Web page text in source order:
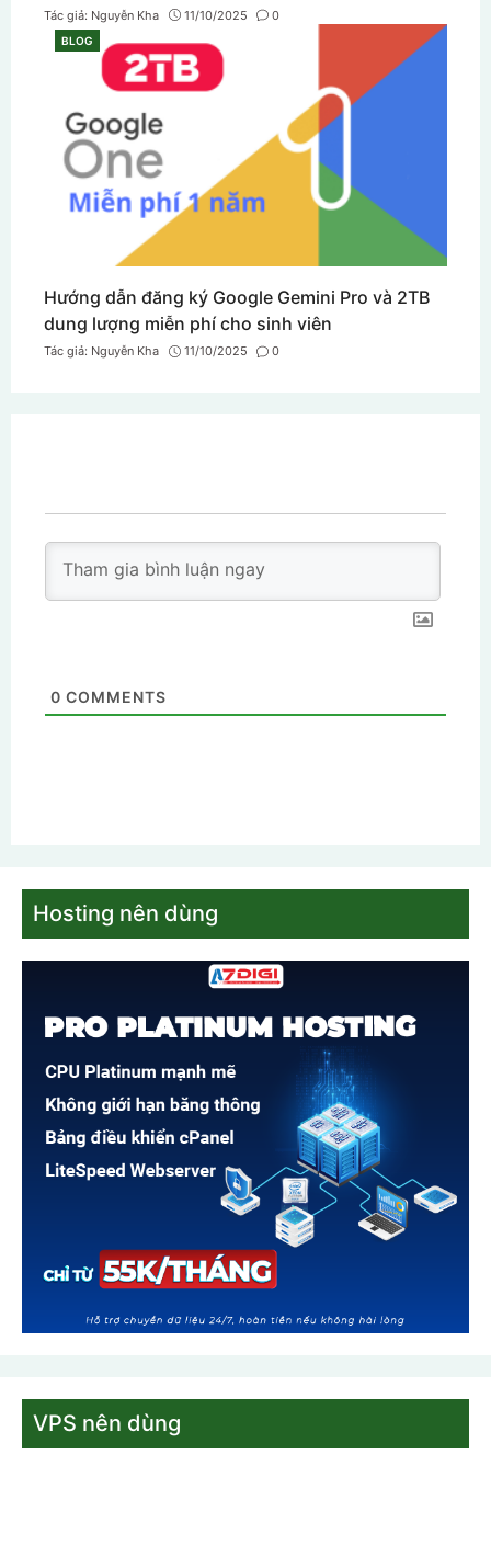
Tác giả: Nguyễn Kha 11/10/2025
0
CATEGORIES
BLOG
Hướng dẫn đăng ký Google Gemini Pro và 2TB
dung lượng miễn phí cho sinh viên
Tác giả: Nguyễn Kha 11/10/2025 0
0 COMMENTS
Hosting nên dùng
VPS nên dùng